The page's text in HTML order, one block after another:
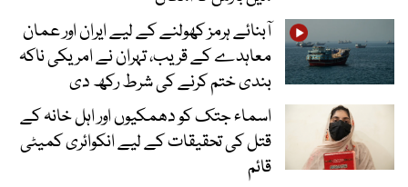
آبنائے ہرمز کھولنے کے لیے ایران اور عمان
معاہدے کے قریب، تہران نے امریکی ناکہ
بندی ختم کرنے کی شرط رکھ دی
اسماء جتک کو دھمکیوں اور اہل خانہ کے
قتل کی تحقیقات کے لیے انکوائری کمیٹی
قائم